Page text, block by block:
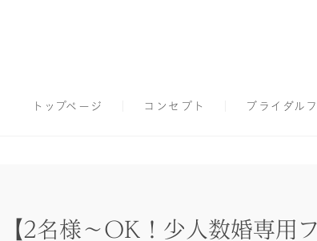
トップページ コンセプト ブライダル
【2名様～OK！少人数婚専用